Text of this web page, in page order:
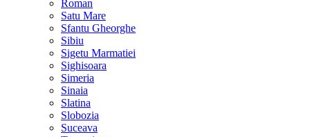
Roman
Satu Mare
Sfantu Gheorghe
Sibiu
Sigetu Marmatiei
Sighisoara
Simeria
Sinaia
Slatina
Slobozia
Suceava